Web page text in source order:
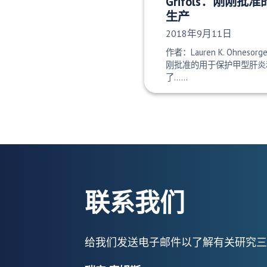
生产
发布日期：
2018年9月11日
作者：Lauren K.
刚批准的用于保护甲型肝
了……
联系我们
给我们发送电子邮件以了解有关研究